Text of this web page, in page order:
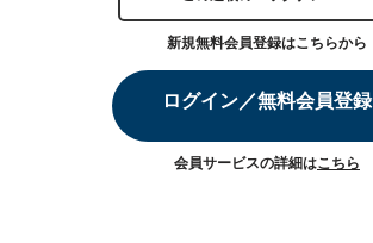
新規無料会員登録はこちらから
ログイン／無料会員登録
会員サービスの詳細はこちら